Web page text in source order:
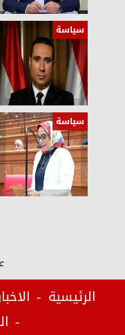
سياسة
سياسة
الرئيسية